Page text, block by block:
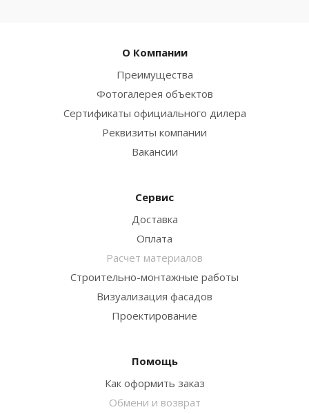
О Компании
Преимущества
Фотогалерея объектов
Сертификаты официального дилера
Реквизиты компании
Вакансии
Сервис
Доставка
Оплата
Расчет материалов
Строительно-монтажные работы
Визуализация фасадов
Проектирование
Помощь
Как оформить заказ
Обмени и возврат